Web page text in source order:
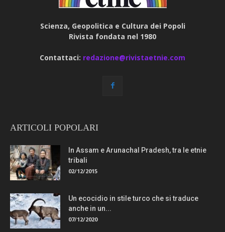
Scienza, Geopolitica e Cultura dei Popoli
Rivista fondata nel 1980
Contattaci: redazione@rivistaetnie.com
ARTICOLI POPOLARI
In Assam e Arunachal Pradesh, tra le etnie
tribali
02/12/2015
Un ecocidio in stile turco che si traduce
anche in un...
07/12/2020